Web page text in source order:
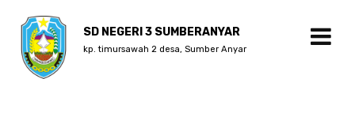
SD NEGERI 3 SUMBERANYAR
kp. timursawah 2 desa, Sumber Anyar